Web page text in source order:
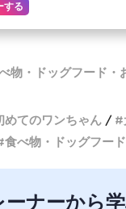
する
物・ドッグフード・
めてのワンちゃん
食べ物・ドッグフー
ナーから